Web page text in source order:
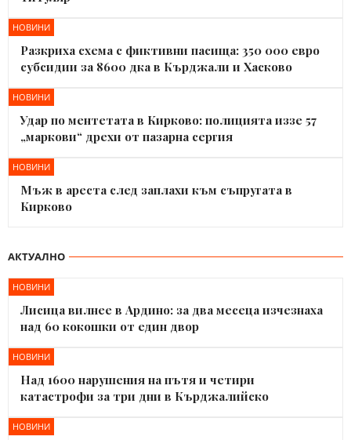
НОВИНИ
Разкриха схема с фиктивни пасища: 350 000 евро
субсидии за 8600 дка в Кърджали и Хасково
НОВИНИ
Удар по ментетата в Кирково: полицията иззе 57
„маркови“ дрехи от пазарна сергия
НОВИНИ
Мъж в ареста след заплахи към съпругата в
Кирково
АКТУАЛНО
НОВИНИ
Лисица вилнее в Ардино: за два месеца изчезнаха
над 60 кокошки от един двор
НОВИНИ
Над 1600 нарушения на пътя и четири
катастрофи за три дни в Кърджалийско
НОВИНИ